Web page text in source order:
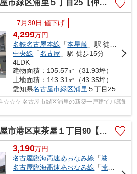
区浦里５丁目25【仲介手数料無料】新築一戸建て 3号棟
7月30日 値下げ
4,299万円
名鉄名古屋本線 「本星崎 」駅 徒歩10分
中央線 「名古屋 」駅 徒歩15分
4LDK
建物面積：105.57㎡（31.93坪）
土地面積：143.31㎡（43.35坪）
愛知県名古屋市緑区浦里 ５丁目25
名古屋市緑区浦里の新築一戸建て♪ 鳴海
区東茶屋１丁目90【仲介手数料無料】新築一戸建て
3,190万円
名古屋臨海高速あおなみ線 「港北
名古屋臨海高速あおなみ線 「荒子川公園